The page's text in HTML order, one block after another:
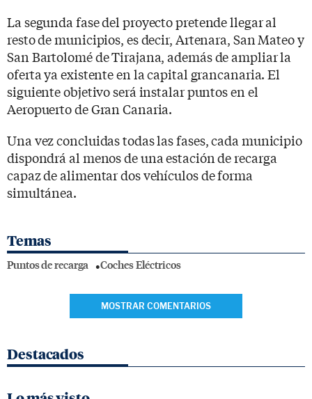
La segunda fase del proyecto pretende llegar al
resto de municipios, es decir, Artenara, San Mateo y
San Bartolomé de Tirajana, además de ampliar la
oferta ya existente en la capital grancanaria. El
siguiente objetivo será instalar puntos en el
Aeropuerto de Gran Canaria.
Una vez concluidas todas las fases, cada municipio
dispondrá al menos de una estación de recarga
capaz de alimentar dos vehículos de forma
simultánea.
Temas
Puntos de recarga Coches Eléctricos
MOSTRAR COMENTARIOS
Destacados